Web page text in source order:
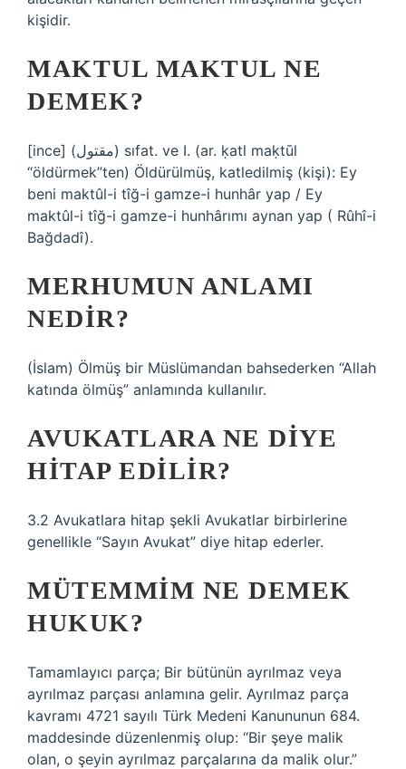
kişidir.
MAKTUL MAKTUL NE
DEMEK?
[ince] (ﻣﻘﺘﻮﻝ) sıfat. ve I. (ar. ḳatl maḳtūl
“öldürmek”ten) Öldürülmüş, katledilmiş (kişi): Ey
beni maktûl-i tîğ-i gamze-i hunhâr yap / Ey
maktûl-i tîğ-i gamze-i hunhârımı aynan yap ( Rûhî-i
Bağdadî).
MERHUMUN ANLAMI
NEDIR?
(İslam) Ölmüş bir Müslümandan bahsederken “Allah
katında ölmüş” anlamında kullanılır.
AVUKATLARA NE DIYE
HITAP EDILIR?
3.2 Avukatlara hitap şekli Avukatlar birbirlerine
genellikle “Sayın Avukat” diye hitap ederler.
MÜTEMMIM NE DEMEK
HUKUK?
Tamamlayıcı parça; Bir bütünün ayrılmaz veya
ayrılmaz parçası anlamına gelir. Ayrılmaz parça
kavramı 4721 sayılı Türk Medeni Kanununun 684.
maddesinde düzenlenmiş olup: “Bir şeye malik
olan, o şeyin ayrılmaz parçalarına da malik olur.”